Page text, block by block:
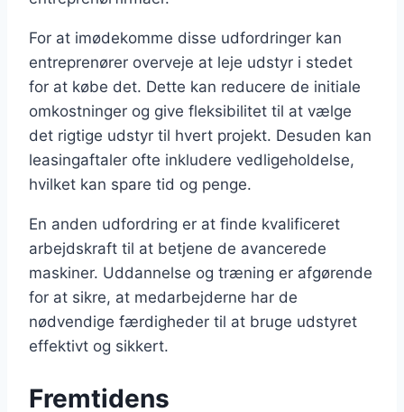
For at imødekomme disse udfordringer kan
entreprenører overveje at leje udstyr i stedet
for at købe det. Dette kan reducere de initiale
omkostninger og give fleksibilitet til at vælge
det rigtige udstyr til hvert projekt. Desuden kan
leasingaftaler ofte inkludere vedligeholdelse,
hvilket kan spare tid og penge.
En anden udfordring er at finde kvalificeret
arbejdskraft til at betjene de avancerede
maskiner. Uddannelse og træning er afgørende
for at sikre, at medarbejderne har de
nødvendige færdigheder til at bruge udstyret
effektivt og sikkert.
Fremtidens